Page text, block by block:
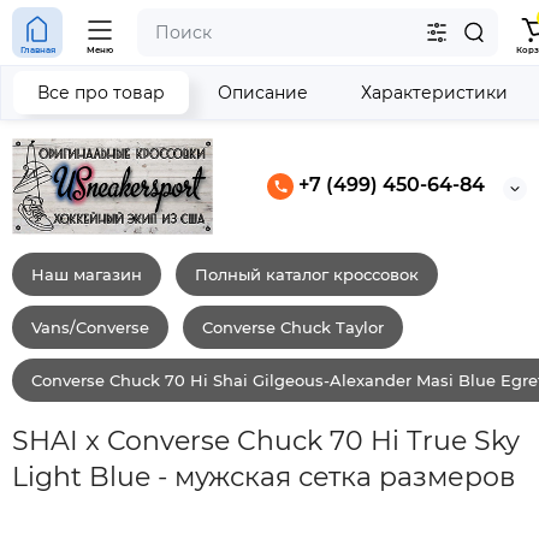
+7 (499) 450-64-84
Главная Меню
Наш магазин Полный каталог кроссовок
Vans/Converse Converse Chuck Taylor
Converse Chuck 70 Hi Shai Gilgeous-Alexander Masi Blue
SHAI x Converse Chuck 70 Hi True Sky
Light Blue - мужская сетка размеров
Все про товар Описание Характеристики